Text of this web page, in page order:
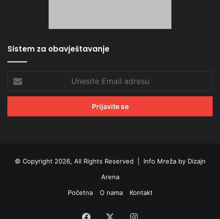
Sistem za obavještavanje
Email
adresu
© Copyright 2026, All Rights Reserved | Info Mreža by Dizajn
Arena
Početna
O nama Kontakt
Facebook Instagram